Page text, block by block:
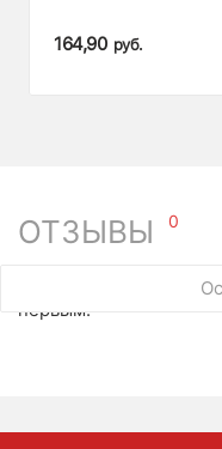
164,90 руб.
ОТЗЫВЫ 0
У этого товара нет
первым.